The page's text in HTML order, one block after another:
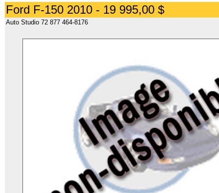
Ford F-150 2010 - 19 995,00 $
Auto Studio 72 877 464-8176